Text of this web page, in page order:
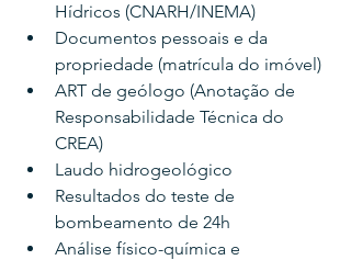
Hídricos (CNARH/INEMA)
Documentos pessoais e da
propriedade (matrícula do imóvel)
ART de geólogo (Anotação de
Responsabilidade Técnica do
CREA)
Laudo hidrogeológico
Resultados do teste de
bombeamento de 24h
Análise físico-química e